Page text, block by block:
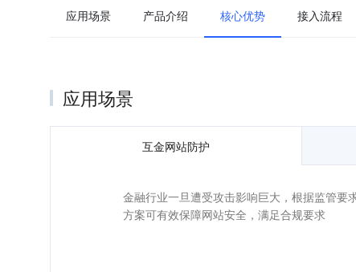
应用场景 产品介绍 核心优势 接入流程
应用场景
互金网站防护
金融行业一旦遭受攻击影响巨大，根据监管要
方案可有效保障网站安全，满足合规要求